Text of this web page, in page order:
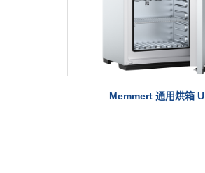
Memmert 通用烘箱 U